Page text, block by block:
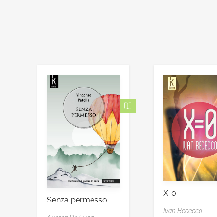
Senza permesso
X=0
Ivan Bececco